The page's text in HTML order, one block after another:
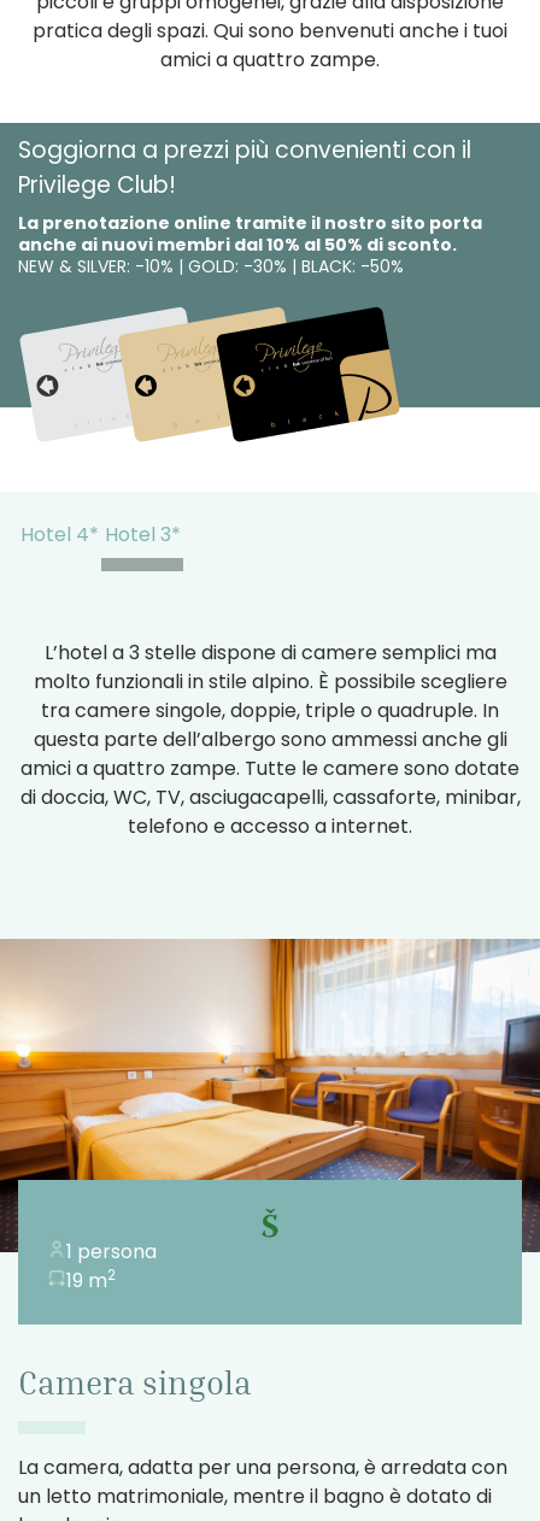
pratica degli spazi. Qui sono benvenuti anche i tuoi
amici a quattro zampe.
Soggiorna a prezzi più convenienti con il
Privilege Club!
La prenotazione online tramite il nostro sito porta
anche ai nuovi membri dal 10% al 50% di sconto.
NEW & SILVER: -10% | GOLD: -30% | BLACK: -50%
Hotel 4* Hotel 3*
L’hotel a 3 stelle dispone di camere semplici ma
molto funzionali in stile alpino. È possibile scegliere
tra camere singole, doppie, triple o quadruple. In
questa parte dell’albergo sono ammessi anche gli
amici a quattro zampe. Tutte le camere sono dotate
di doccia, WC, TV, asciugacapelli, cassaforte, minibar,
telefono e accesso a internet.
1 persona
19 m2
Camera singola
La camera, adatta per una persona, è arredata con
un letto matrimoniale, mentre il bagno è dotato di